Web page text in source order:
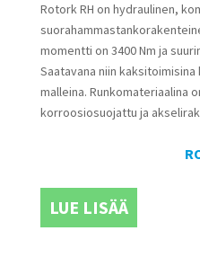
Rotork RH on hydraulinen,
momentti on 3400 Nm ja
Saatavana niin
malleina. Runkomateriaalina
korroosiosuojattu ja
LUE LISÄÄ